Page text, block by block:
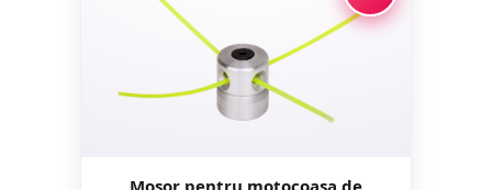
Mosor pentru motocoasa de